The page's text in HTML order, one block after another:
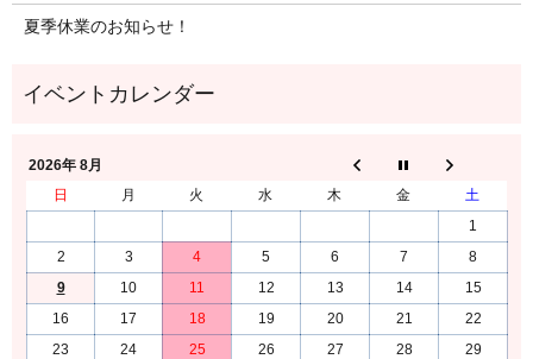
夏季休業のお知らせ！
2026年 8月
日
月 火 水 木 金
土
1
2
3 4 5 6 7
8
9
10 11 12 13 14
15
16
17 18 19 20 21
22
23
24 25 26 27 28 29